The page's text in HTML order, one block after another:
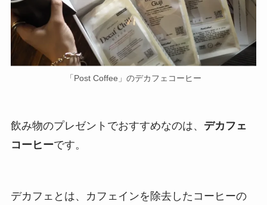
「Post Coffee」のデカフェコーヒー
飲み物のプレゼントでおすすめなのは、 デカフェ
コーヒーです。
デカフェとは、カフェインを除去したコーヒーの